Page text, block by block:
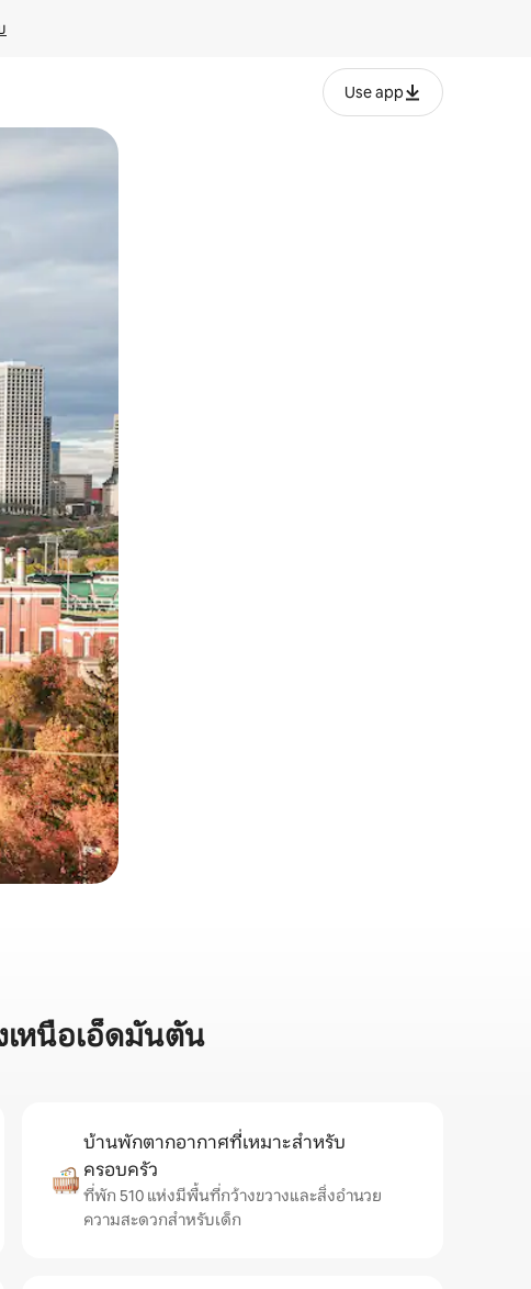
Use app
หนือเอ็ดมันตัน
บ้านพักตากอากาศที่เหมาะสำหรับ
ครอบครัว
ที่พัก 510 แห่งมีพื้นที่กว้างขวางและสิ่งอำนวย
ความสะดวกสำหรับเด็ก